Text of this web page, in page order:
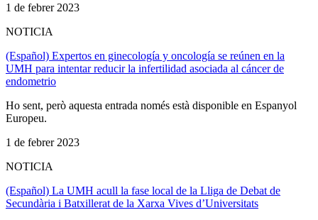
1 de febrer 2023
NOTICIA
(Español) Expertos en ginecología y oncología se reúnen en la
UMH para intentar reducir la infertilidad asociada al cáncer de
endometrio
Ho sent, però aquesta entrada només està disponible en Espanyol
Europeu.
1 de febrer 2023
NOTICIA
(Español) La UMH acull la fase local de la Lliga de Debat de
Secundària i Batxillerat de la Xarxa Vives d’Universitats